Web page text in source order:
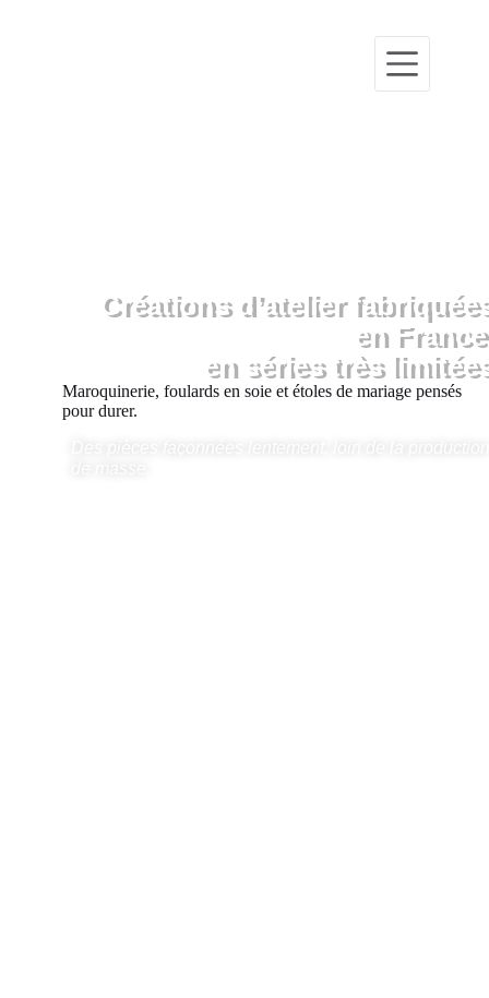
Créations d’atelier
en
en séries très
Maroquinerie, foulards en soie et étoles de mariage pensés
pour durer.